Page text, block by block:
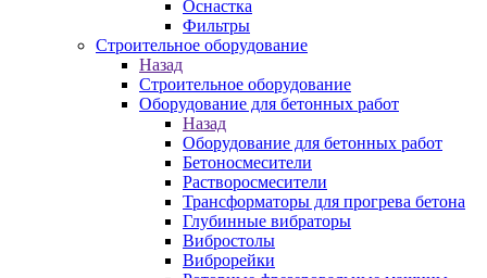
Оснастка
Фильтры
Строительное оборудование
Назад
Строительное оборудование
Оборудование для бетонных работ
Назад
Оборудование для бетонных работ
Бетоносмесители
Растворосмесители
Трансформаторы для прогрева бетона
Глубинные вибраторы
Вибростолы
Виброрейки